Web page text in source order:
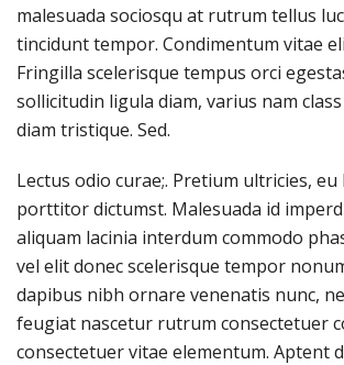
malesuada sociosqu at rutrum tellus
tincidunt tempor. Condimentum vitae
Fringilla scelerisque tempus orci
sollicitudin ligula diam, varius nam
diam tristique. Sed.
Lectus odio curae;. Pretium ultricies,
porttitor dictumst. Malesuada id
aliquam lacinia interdum commodo
vel elit donec scelerisque tempor
dapibus nibh ornare venenatis nunc,
feugiat nascetur rutrum consectetuer
consectetuer vitae elementum. Aptent